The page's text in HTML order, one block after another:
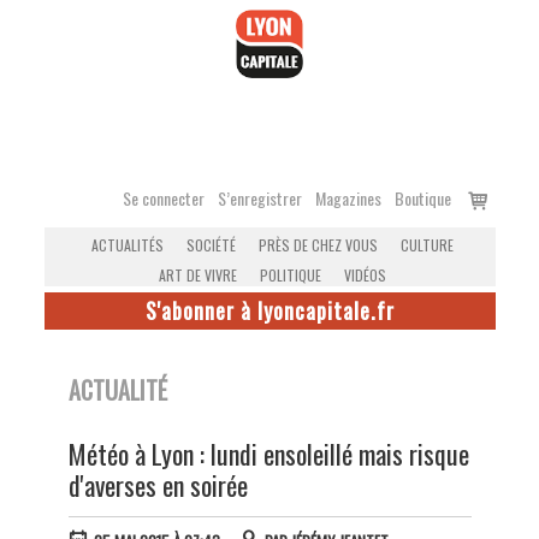
Se connecter S’enregistrer Magazines Boutique
Voir
ACTUALITÉS SOCIÉTÉ PRÈS DE CHEZ VOUS
CULTURE
ART DE VIVRE
POLITIQUE VIDÉOS
S'abonner à lyoncapitale.fr
ACTUALITÉ
Météo à Lyon : lundi ensoleillé mais risque
d'averses en soirée